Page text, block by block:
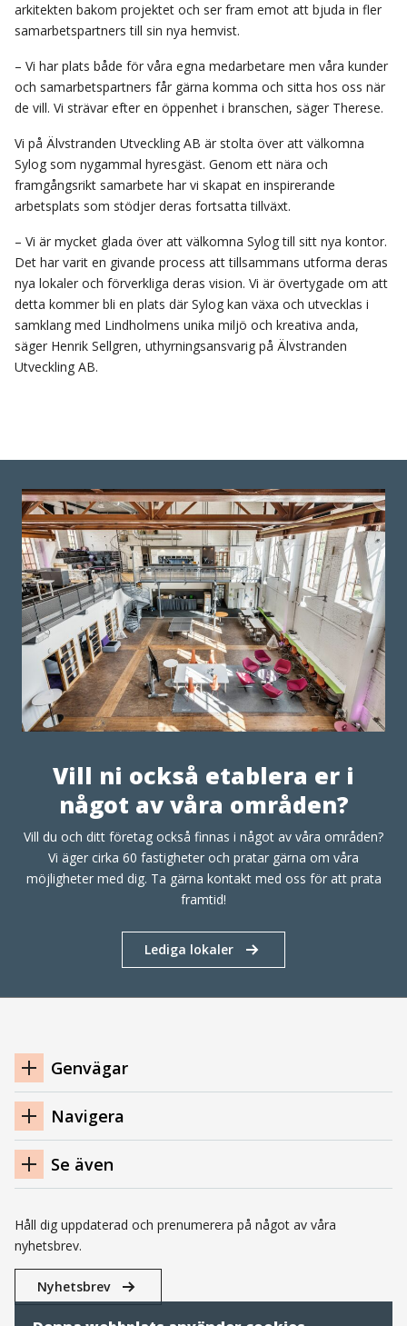
arkitekten bakom projektet och ser fram emot att bjuda in fler
samarbetspartners till sin nya hemvist.
– Vi har plats både för våra egna medarbetare men våra kunder
och samarbetspartners får gärna komma och sitta hos oss när
de vill. Vi strävar efter en öppenhet i branschen, säger Therese.
Vi på Älvstranden Utveckling AB är stolta över att välkomna
Sylog som nygammal hyresgäst. Genom ett nära och
framgångsrikt samarbete har vi skapat en inspirerande
arbetsplats som stödjer deras fortsatta tillväxt.
– Vi är mycket glada över att välkomna Sylog till sitt nya kontor.
Det har varit en givande process att tillsammans utforma deras
nya lokaler och förverkliga deras vision. Vi är övertygade om att
detta kommer bli en plats där Sylog kan växa och utvecklas i
samklang med Lindholmens unika miljö och kreativa anda,
säger Henrik Sellgren, uthyrningsansvarig på Älvstranden
Utveckling AB.
Vill ni också etablera er i
något av våra områden?
Vill du och ditt företag också finnas i något av våra områden?
Vi äger cirka 60 fastigheter och pratar gärna om våra
möjligheter med dig. Ta gärna kontakt med oss för att prata
framtid!
Lediga lokaler
Navigation
sidfot
Genvägar
Navigera
Se även
Håll dig uppdaterad och prenumerera på något av våra
nyhetsbrev.
Nyhetsbrev